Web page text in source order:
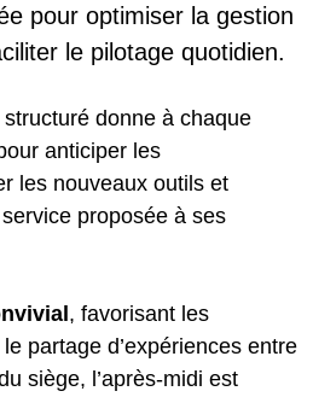
pour optimiser la gestion
le pilotage quotidien.
donne à chaque
anticiper les
les nouveaux outils et
proposée à ses
, favorisant les
partage d’expériences entre
siège, l’après-midi est